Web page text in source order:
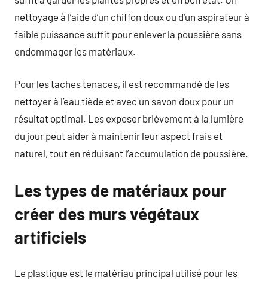
nettoyage à l’aide d’un chiffon doux ou d’un aspirateur à
faible puissance suffit pour enlever la poussière sans
endommager les matériaux.
Pour les taches tenaces, il est recommandé de les
nettoyer à l’eau tiède et avec un savon doux pour un
résultat optimal. Les exposer brièvement à la lumière
du jour peut aider à maintenir leur aspect frais et
naturel, tout en réduisant l’accumulation de poussière.
Les types de matériaux pour
créer des murs végétaux
artificiels
Le plastique est le matériau principal utilisé pour les